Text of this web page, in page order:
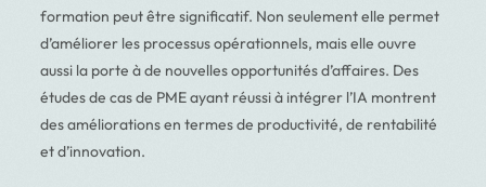
formation peut être significatif. Non seulement elle permet
d’améliorer les processus opérationnels, mais elle ouvre
aussi la porte à de nouvelles opportunités d’affaires. Des
études de cas de PME ayant réussi à intégrer l’IA montrent
des améliorations en termes de productivité, de rentabilité
et d’innovation.